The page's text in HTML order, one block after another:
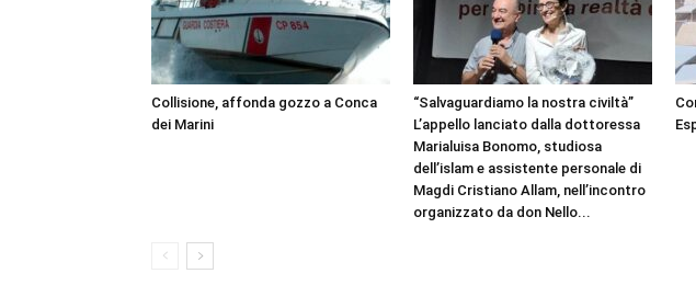
Collisione, affonda gozzo a Conca
dei Marini
“Salvaguardiamo la nostra civiltà”
L’appello lanciato dalla dottoressa
Marialuisa Bonomo, studiosa
dell’islam e assistente personale di
Magdi Cristiano Allam, nell’incontro
organizzato da don Nello...